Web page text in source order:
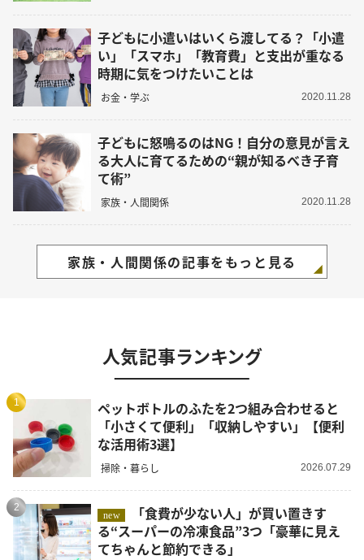
子どもに小遣いはいくら渡してる？「小遣
い」「スマホ」「教育費」と支出が重なる
時期に気をつけたいことは
お金・学ぶ 2020.11.28
子どもに怒鳴るのはNG！自分の意見が言え
る大人に育てるための“親が知るべき子育
て術”
家族・人間関係 2020.11.28
家族・人間関係の記事をもっと見る
人気記事ランキング
1
ペットボトルのふたを2つ組み合わせると
「小さくて便利」「収納しやすい」【便利
な活用術3選】
掃除・暮らし 2026.07.29
2
new
る“スーパーの冷凍食品”3つ「豪華に見え
てちゃんと節約できる」